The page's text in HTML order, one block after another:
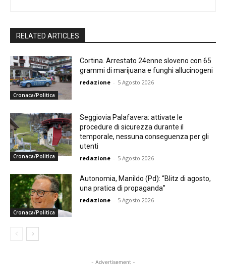
RELATED ARTICLES
Cronaca/Politica
Cortina. Arrestato 24enne sloveno con 65
grammi di marijuana e funghi allucinogeni
redazione - 5 Agosto 2026
Cronaca/Politica
Seggiovia Palafavera: attivate le
procedure di sicurezza durante il
temporale, nessuna conseguenza per gli
utenti
redazione - 5 Agosto 2026
Cronaca/Politica
Autonomia, Manildo (Pd): “Blitz di agosto,
una pratica di propaganda”
redazione - 5 Agosto 2026
- Advertisement -